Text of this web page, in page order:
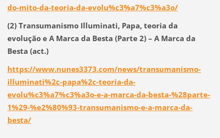
do-mito-da-teoria-da-evolu%c3%a7%c3%a3o/
(2) Transumanismo Illuminati, Papa, teoria da
evolução e A Marca da Besta (Parte 2) – A Marca da
Besta (act.)
https://www.nunes3373.com/news/transumanismo-
illuminati%2c-papa%2c-teoria-da-
evolu%c3%a7%c3%a3o-e-a-marca-da-besta-%28parte-
1%29-%e2%80%93-transumanismo-e-a-marca-da-
besta/